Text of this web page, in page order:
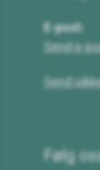
E-post:
Send e-
Send
Følg